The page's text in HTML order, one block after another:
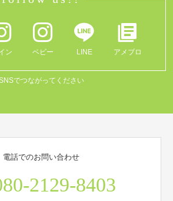
ン ベビー LINE アメブロ
でつながってください
電話でのお問い合わせ
2129-8403